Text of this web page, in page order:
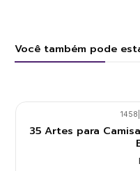
Você também pode
1458
35 Artes para